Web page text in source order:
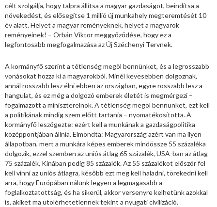
célt szolgálja, hogy talpra állítsa a magyar gazdaságot, beindítsa a
növekedést, és elősegítse 1 millió új munkahely megteremtését 10
év alatt. Helyet a magyar reményeknek, helyet a magyarok
reményeinek! – Orbán Viktor meggyőződése, hogy ez a
legfontosabb megfogalmazása az Új Széchenyi Tervnek.
A kormányfő szerint a tétlenség megöl bennünket, és a legrosszabb
vonásokat hozza ki a magyarokból. Minél kevesebben dolgoznak,
annál rosszabb lesz élni ebben az országban, egyre rosszabb lesz a
hangulat, és ez még a dolgozó emberek életét is megmérgezi –
fogalmazott a miniszterelnök. A tétlenség megöl bennünket, ezt kell
a politikának mindig szem előtt tartania – nyomatékosította. A
kormányfő leszögezte: ezért kell a munkának a gazdaságpolitika
középpontjában állnia. Elmondta: Magyarország azért van ma ilyen
állapotban, mert a munkára képes emberek mindössze 55 százaléka
dolgozik, ezzel szemben az uniós átlag 65 százalék, USA-ban az átlag
75 százalék, Kínában pedig 85 százalék. Az 55 százalékot először fel
kell vinni az uniós átlagra, később ezt meg kell haladni, törekedni kell
arra, hogy Európában nálunk legyen a legmagasabb a
foglalkoztatottság, és ha sikerül, akkor versenyre kelhetünk azokkal
is, akiket ma utolérhetetlennek tekint a nyugati civilizáció.